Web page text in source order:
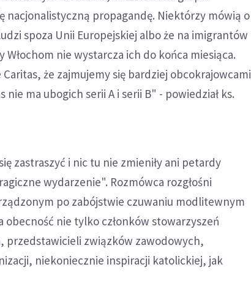
nacjonalistyczną propagandę. Niektórzy mówią o
spoza Unii Europejskiej albo że na imigrantów
nie wystarcza ich do końca miesiąca.
Caritas, że zajmujemy się bardziej obcokrajowcami
nie ma ubogich serii A i serii B" - powiedział ks.
zastraszyć i nic tu nie zmieniły ani petardy
wydarzenie". Rozmówca rozgłośni
po zabójstwie czuwaniu modlitewnym
obecność nie tylko członków stowarzyszeń
przedstawicieli związków zawodowych,
niekoniecznie inspiracji katolickiej, jak